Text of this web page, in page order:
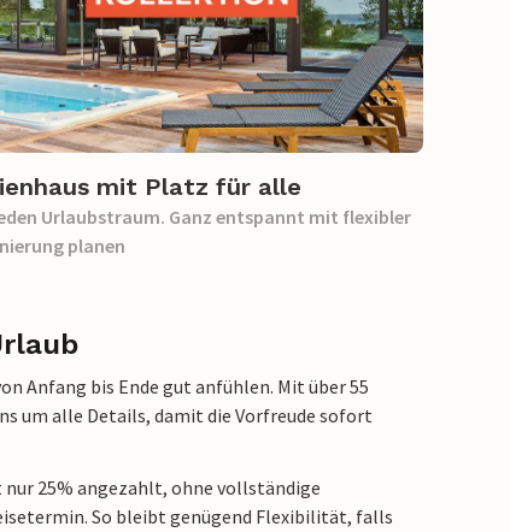
mit Platz für alle
Urlaubstraum. Ganz entspannt mit flexibler
planen
Anfang bis Ende gut anfühlen. Mit über 55
um alle Details, damit die Vorfreude sofort
nur 25% angezahlt, ohne vollständige
So bleibt genügend Flexibilität, falls